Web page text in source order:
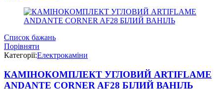
Список бажань
Порівняти
Категорії:Електрокаміни
КАМІНОКОМПЛЕКТ УГЛОВИЙ ARTIFLAME
ANDANTE CORNER AF28 БІЛИЙ ВАНІЛЬ